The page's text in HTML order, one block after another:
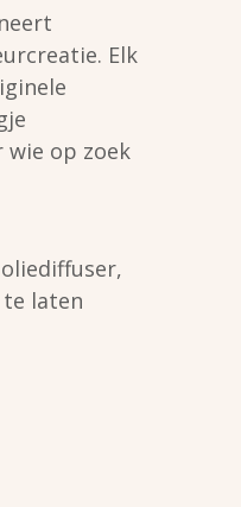
Elk
wie op zoek
laten